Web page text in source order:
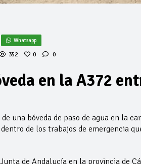
Whatsapp
352 0 0
en la A372
una bóveda de paso de agua en la
de los trabajos de emergencia
de Andalucía en la provincia de